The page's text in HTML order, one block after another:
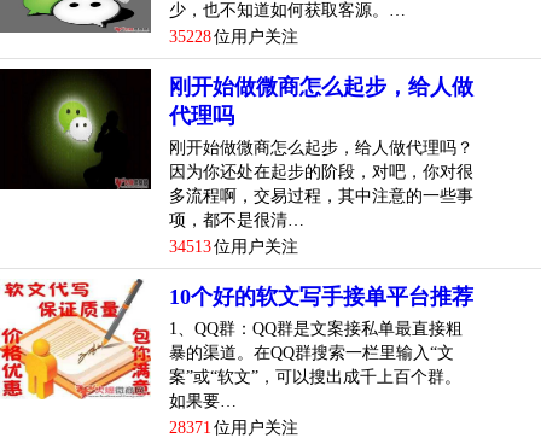
少，也不知道如何获取客源。…
35228位用户关注
刚开始做微商怎么起步，给人做
代理吗
刚开始做微商怎么起步，给人做代理吗？
因为你还处在起步的阶段，对吧，你对很
多流程啊，交易过程，其中注意的一些事
项，都不是很清…
34513位用户关注
10个好的软文写手接单平台推荐
1、QQ群：QQ群是文案接私单最直接粗
暴的渠道。在QQ群搜索一栏里输入“文
案”或“软文”，可以搜出成千上百个群。
如果要…
28371 位用户关注